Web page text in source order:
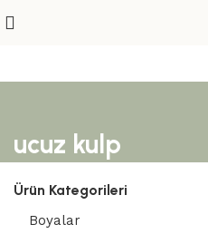
ucuz kulp
Ürün Kategorileri
Boyalar